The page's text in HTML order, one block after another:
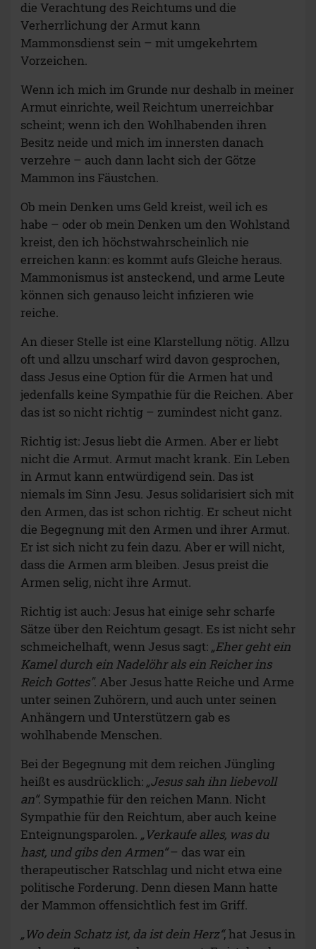
die Verachtung des Reichtums und die
Verherrlichung der Armut kann
Mammonsdienst sein – mit umgekehrtem
Vorzeichen.
Wenn ich mich im Grunde nur deshalb in meiner
Armut einrichte, weil Reichtum unerreichbar
scheint; wenn ich den Wohlhabenden ihren
Besitz neide und mich im innersten danach
verzehre – auch dann lacht sich der Götze
Mammon ins Fäustchen.
Ob mein Denken ums Geld kreist, weil ich es
habe – oder ob mein Denken um den Wohlstand
kreist, den ich höchstwahrscheinlich nie
erreichen kann: es kommt aufs Gleiche heraus.
Mammonismus ist ansteckend, und arme Leute
können sich genauso leicht infizieren wie
reiche.
An dieser Stelle ist eine Klarstellung nötig. Allzu
oft und allzu unscharf wird davon gesprochen,
dass Jesus eine Option für die Armen hat und
jedenfalls keine Sympathie für die Reichen. Aber
das ist so nicht richtig – zumindest nicht ganz.
Richtig ist: Jesus liebt die Armen. Aber er liebt
nicht die Armut. Armut macht krank. Ein Leben
in Armut kann entwürdigend sein. Das ist
niemals im Sinn Jesu. Jesus solidarisiert sich mit
den Armen, das ist schon richtig. Er scheut nicht
die Begegnung mit den Armen und ihrer Armut.
Er ist sich nicht zu fein dazu. Aber er will nicht,
dass die Armen arm bleiben. Jesus preist die
Armen selig, nicht ihre Armut.
Richtig ist auch: Jesus hat einige sehr scharfe
Sätze über den Reichtum gesagt. Es ist nicht sehr
schmeichelhaft, wenn Jesus sagt: „Eher geht ein
Kamel durch ein Nadelöhr als ein Reicher ins
Reich Gottes". Aber Jesus hatte Reiche und Arme
unter seinen Zuhörern, und auch unter seinen
Anhängern und Unterstützern gab es
wohlhabende Menschen.
Bei der Begegnung mit dem reichen Jüngling
heißt es ausdrücklich: „Jesus sah ihn liebevoll
an“. Sympathie für den reichen Mann. Nicht
Sympathie für den Reichtum, aber auch keine
Enteignungsparolen. „Verkaufe alles, was du
hast, und gibs den Armen“– das war ein
therapeutischer Ratschlag und nicht etwa eine
politische Forderung. Denn diesen Mann hatte
der Mammon offensichtlich fest im Griff.
„Wo dein Schatz ist, da ist dein Herz“, hat Jesus in